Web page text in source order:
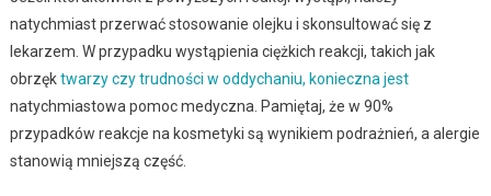
natychmiast przerwać stosowanie olejku i skonsultować się z
lekarzem. W przypadku wystąpienia ciężkich reakcji, takich jak
obrzęktwarzy czy trudności w oddychaniu, konieczna jest
natychmiastowa pomoc medyczna. Pamiętaj, że w 90%
przypadków reakcje na kosmetyki są wynikiem podrażnień, a alergie
stanowią mniejszą część.